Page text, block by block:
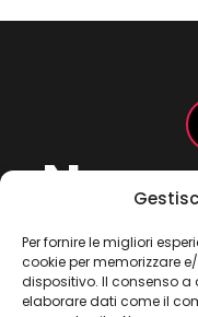
Per fornire le migliori
cookie per memorizzare
dispositivo. Il consenso a
elaborare dati come il
Non